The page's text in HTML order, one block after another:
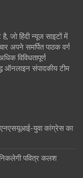
जो हिंदी न्यूज साइटों में
अपने समर्पित पाठक वर्ग
विविधतापूर्ण
ऑनलाइन संपादकीय टीम
युवा कांग्रेस का
पवित्र कलश